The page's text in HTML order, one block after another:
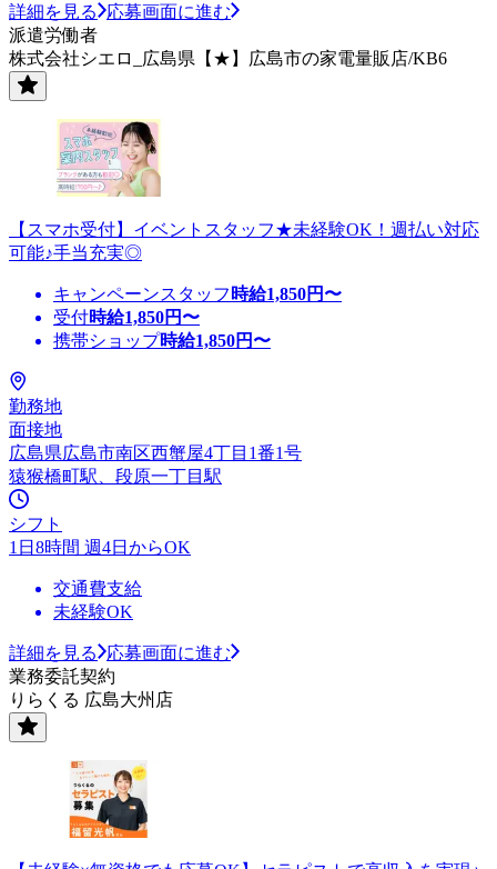
詳細を見る
応募画面に進む
派遣労働者
株式会社シエロ_広島県【★】広島市の家電量販店/KB6
【スマホ受付】イベントスタッフ★未経験OK！週払い対応
可能♪手当充実◎
キャンペーンスタッフ 時給1,850円〜
受付時給1,850円〜
携帯ショップ時給1,850円〜
勤務地
面接地
広島県広島市南区西蟹屋4丁目1番1号
猿猴橋町駅、段原一丁目駅
シフト
1日8時間 週4日からOK
交通費支給
未経験OK
詳細を見る
応募画面に進む
業務委託契約
りらくる 広島大州店